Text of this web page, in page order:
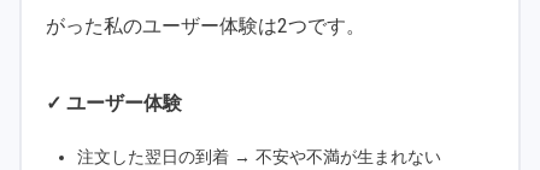
がった私のユーザー体験は2つです。
✓ ユーザー体験
注文した翌日の到着 → 不安や不満が生まれない